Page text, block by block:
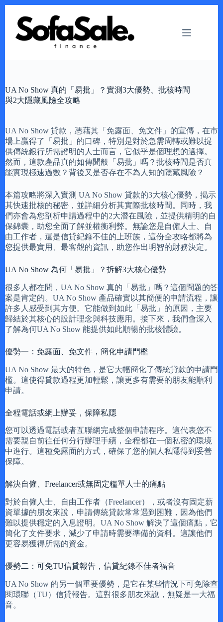
content
UA No Show 真的「易批」？實測3大優勢、批核時間
與2大隱藏風險全攻略
UA No Show 貸款，憑藉其「免露面、免文件」的宣傳，在市
場上贏得了「易批」的口碑，特別是對於急需周轉或難以提
供傳統銀行所需證明的人士而言，它似乎是個理想的選擇。
然而，這款產品真的如傳聞般「易批」嗎？批核時間是否真
能實現極速過數？背後又是否存在不為人知的隱藏風險？
本篇攻略將深入實測 UA No Show 貸款的3大核心優勢，揭示
其快速批核的秘密，並詳細分析其實際批核時間。同時，我
們亦會為您剖析申請過程中的2大潛在風險，並提供精明的自
保錦囊，助您全面了解並權衡利弊。無論您是自僱人士、自
由工作者，還是信貸紀錄不佳的上班族，這份全攻略都將為
您提供最實用、最客觀的資訊，助您作出明智的財務決定。
UA No Show 為何「易批」？拆解3大核心優勢
很多人都在問，UA No Show 真的「易批」嗎？這個問題的答
案是肯定的。UA No Show 產品確實以其簡便的申請流程，讓
許多人感受到其方便。它能做到如此「易批」的原因，主要
歸結於其核心的設計理念與科技應用。接下來，我們會深入
了解為何UA No Show 能提供如此順暢的批核體驗。
優勢一：免露面、免文件，簡化申請門檻
UA No Show 最大的特色，是它大幅簡化了傳統貸款的申請門
檻。這使得貸款過程更加輕鬆，讓更多有需要的朋友能順利
申請。
全程電話或網上辦妥，保障私隱
您可以透過電話或者互聯網完成整個申請程序。這代表您不
需要親自前往任何分行辦理手續，全程都在一個私密的環境
中進行。這種免露面的方式，確保了您的個人私隱得到妥善
保障。
解決自僱、Freelancer或無固定糧單人士的痛點
對於自僱人士、自由工作者（Freelancer），或者沒有固定薪
資單據的朋友來說，申請傳統貸款常常遇到困難，因為他們
難以提供穩定的入息證明。UA No Show 解決了這個痛點，它
簡化了文件要求，減少了申請時需要準備的資料。這讓他們
更容易獲得所需的資金。
優勢二：可免TU信貸報告，信貸紀錄不佳者福音
UA No Show 的另一個重要優勢，是它在某些情況下可免除查
閱環聯（TU）信貸報告。這對很多朋友來說，無疑是一大福
音。